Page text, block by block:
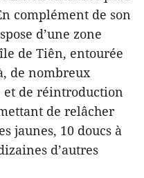
complément de son
d’une zone
de Tiên, entourée
de nombreux
et de réintroduction
de relâcher
jaunes, 10 doucs à
d’autres